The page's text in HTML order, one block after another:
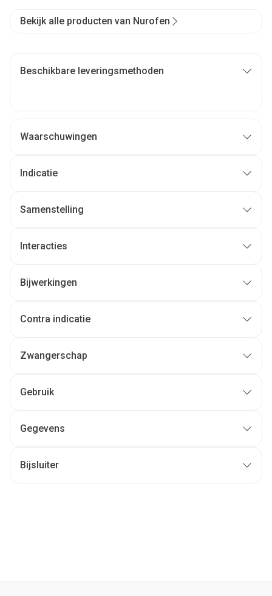
Bekijk alle producten van Nurofen
Beschikbare leveringsmethoden
Waarschuwingen
Indicatie
Samenstelling
Interacties
Bijwerkingen
Contra indicatie
Zwangerschap
Gebruik
Gegevens
Bijsluiter